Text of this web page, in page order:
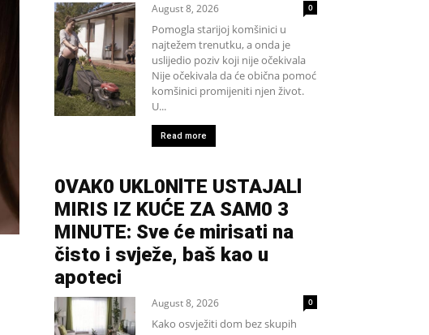
August 8, 2026 0
Pomogla starijoj komšinici u
najtežem trenutku, a onda je
uslijedio poziv koji nije očekivala
Nije očekivala da će obična pomoć
komšinici promijeniti njen život.
U...
Read more
0VAK0 UKL0NlTE USTAJALl
MIRIS IZ KUĆE ZA SAM0 3
MINUTE: Sve će mirisati na
čisto i svježe, baš kao u
apoteci
August 8, 2026 0
Kako osvježiti dom bez skupih